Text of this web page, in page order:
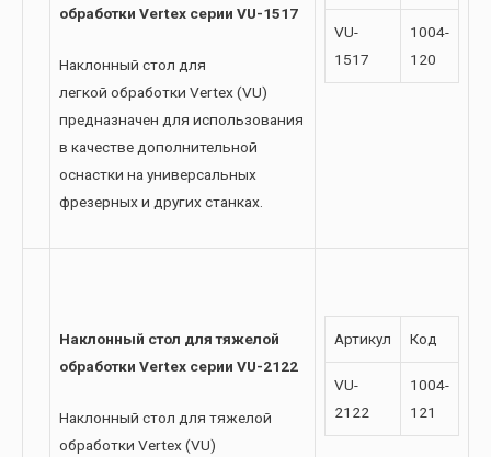
обработки Vertex серии VU-1517
Наклонный стол для
легкой обработки Vertex (VU)
предназначен для использования
в качестве дополнительной
оснастки на универсальных
фрезерных и других станках.
VU-
1517
1004-
120
Наклонный стол для тяжелой
обработки Vertex серии VU-2122
Наклонный стол для тяжелой
обработки Vertex (VU)
Артикул Код
VU-
2122
1004-
121